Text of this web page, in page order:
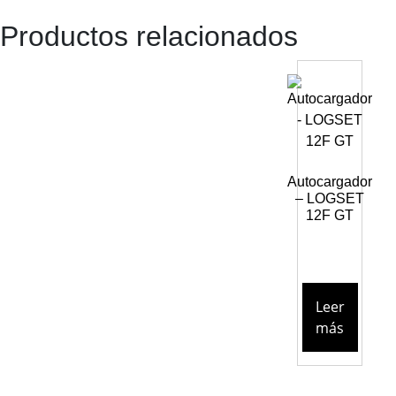
Productos relacionados
Autocargador
– LOGSET
12F GT
Leer
más